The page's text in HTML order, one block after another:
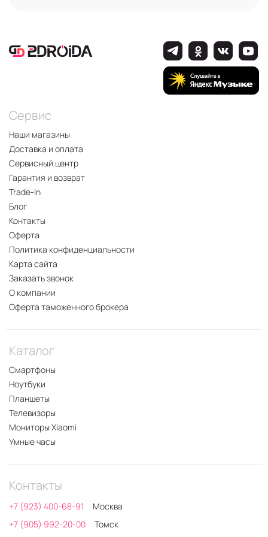
Сервис
Наши магазины
Доставка и оплата
Сервисный центр
Гарантия и возврат
Trade-In
Блог
Контакты
Оферта
Политика конфиденциальности
Карта сайта
Заказать звонок
О компании
Оферта таможенного брокера
Каталог
Смартфоны
Ноутбуки
Планшеты
Телевизоры
Мониторы Xiaomi
Умные часы
Контакты
+7 (923) 400-68-91
Москва
+7 (905) 992-20-00
Томск